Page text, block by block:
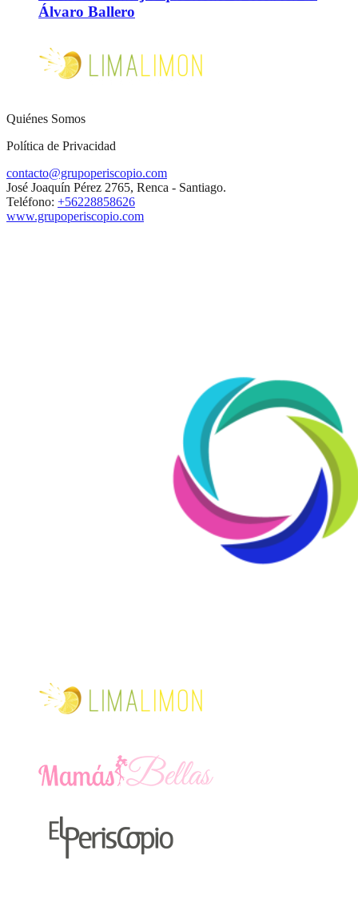
Álvaro Ballero
Quiénes Somos
Política de Privacidad
contacto@grupoperiscopio.com
José Joaquín Pérez 2765, Renca - Santiago.
Teléfono: +56228858626
www.grupoperiscopio.com